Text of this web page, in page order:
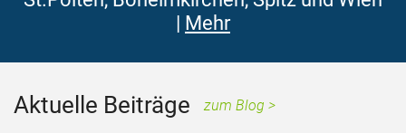
| Mehr
Aktuelle Beiträge zum Blog >